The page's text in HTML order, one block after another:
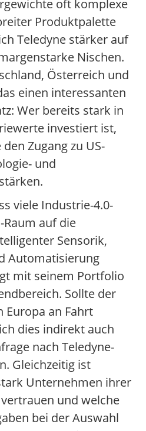
oft komplexe
Produktpalette
Teledyne stärker auf
Nischen.
Österreich und
einen interessanten
Wer bereits stark in
investiert ist,
Zugang zu US-
und
viele Industrie-4.0-
auf die
Sensorik,
Automatisierung
mit seinem Portfolio
Sollte der
Europa an Fahrt
dies indirekt auch
nach Teledyne-
Gleichzeitig ist
Unternehmen ihrer
und welche
bei der Auswahl